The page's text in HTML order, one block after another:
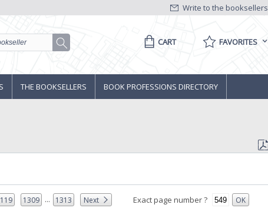
Write to the booksellers
CART FAVORITES
THE BOOKSELLERS BOOK PROFESSIONS DIRECTORY
1309 ... 1313 Next Exact page number ? OK